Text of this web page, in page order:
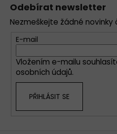
a
í
p
r
Odebírat newsletter
Nezmeškejte žádné novinky
E-mail
Vložením e-mailu
osobních údajů.
PŘIHLÁSIT SE